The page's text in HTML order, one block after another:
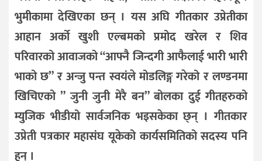
भुमीकामा देखिएका छन् । यस अघि गीतकार उप्रेतीका
आहान अर्को खुशी एल्बमको प्रमोद खरेल र शिव
परिवारको आवाजको “आफ्नै जिन्दगी आफैलाई भारी भारी
भाको छ” र अन्जु पन्त स्वयंले मोडलिङ्ग गरेको र लण्डनमा
खिचिएको ” जुनी जुनी मेरै बन” बोलका दुई गीतहरुको
म्युजिक भीडीयो सार्वजनिक भइसकेका छ्न् । गीतकार
उप्रेती पत्रकार महासंघ यूकेको कार्यसमितिको सदस्य पनि
हुन् ।